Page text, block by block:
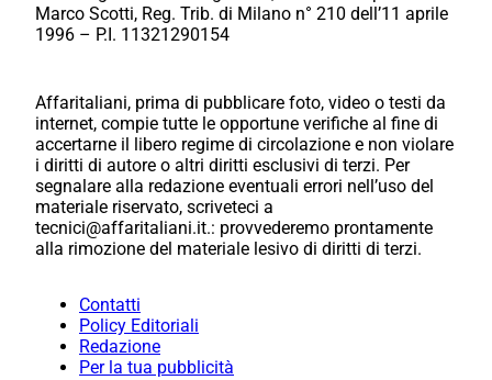
Marco Scotti, Reg. Trib. di Milano n° 210 dell’11 aprile
1996 – P.I. 11321290154
Affaritaliani, prima di pubblicare foto, video o testi da
internet, compie tutte le opportune verifiche al fine di
accertarne il libero regime di circolazione e non violare
i diritti di autore o altri diritti esclusivi di terzi. Per
segnalare alla redazione eventuali errori nell’uso del
materiale riservato, scriveteci a
tecnici@affaritaliani.it.: provvederemo prontamente
alla rimozione del materiale lesivo di diritti di terzi.
Contatti
Policy Editoriali
Redazione
Per la tua pubblicità